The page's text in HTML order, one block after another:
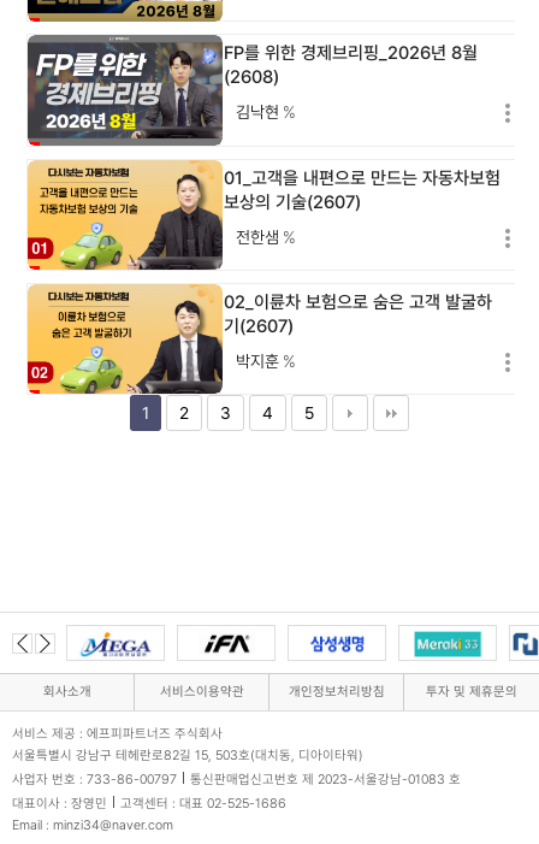
FP를 위한 경제브리핑_2026년 8월
(2608)
김낙현 %
01_고객을 내편으로 만드는 자동차보험
보상의 기술(2607)
전한샘 %
02_이륜차 보험으로 숨은 고객 발굴하
기(2607)
박지훈 %
1 2 3 4 5
회사소개 서비스이용약관 개인정보처리방침 투자 및 제휴문의
서비스 제공 : 에프피파트너즈 주식회사
서울특별시 강남구 테헤란로82길 15, 503호(대치동, 디아이타워)
사업자 번호 : 733-86-00797
통신판매업신고번호 제 2023-서울강남-01083 호
대표이사 : 장영민
고객센터 : 대표 02-525-1686
Email : minzi34@naver.com